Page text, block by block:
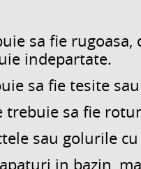
sa fie
indepartate.
sa fie tesite
trebuie sa fie
sau golurile
in bazin,